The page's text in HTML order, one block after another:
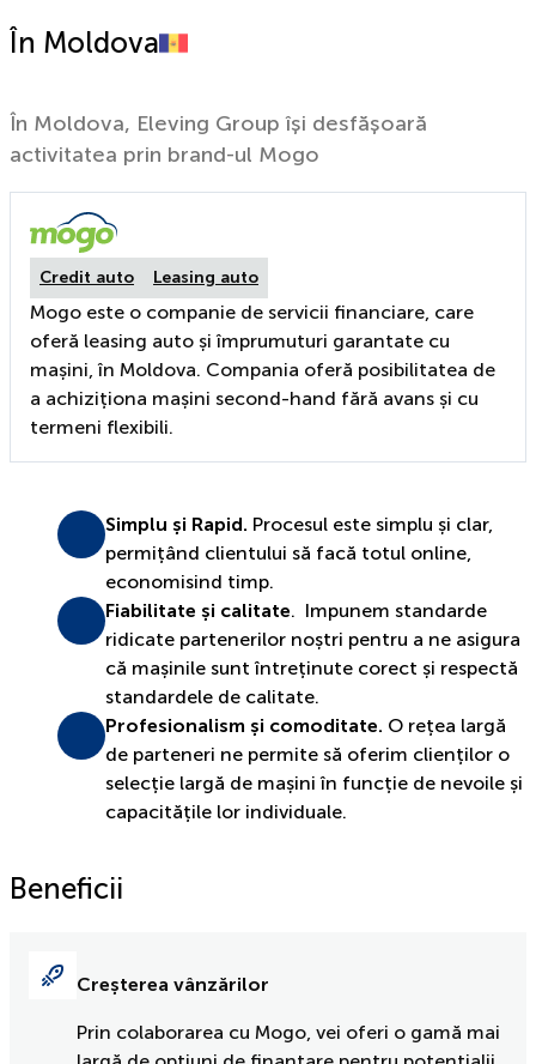
În Moldova
În Moldova, Eleving Group își desfășoară
activitatea prin brand-ul Mogo
Credit auto Leasing auto
Mogo este o companie de servicii financiare, care
oferă leasing auto și împrumuturi garantate cu
mașini, în Moldova. Compania oferă posibilitatea de
a achiziționa mașini second-hand fără avans și cu
termeni flexibili.
Simplu și Rapid. Procesul este simplu și clar,
permițând clientului să facă totul online,
economisind timp.
Fiabilitate și calitate. Impunem standarde
ridicate partenerilor noștri pentru a ne asigura
că mașinile sunt întreținute corect și respectă
standardele de calitate.
Profesionalism și comoditate. O rețea largă
de parteneri ne permite să oferim clienților o
selecție largă de mașini în funcție de nevoile și
capacitățile lor individuale.
Beneficii
Creșterea vânzărilor
Prin colaborarea cu Mogo, vei oferi o gamă mai